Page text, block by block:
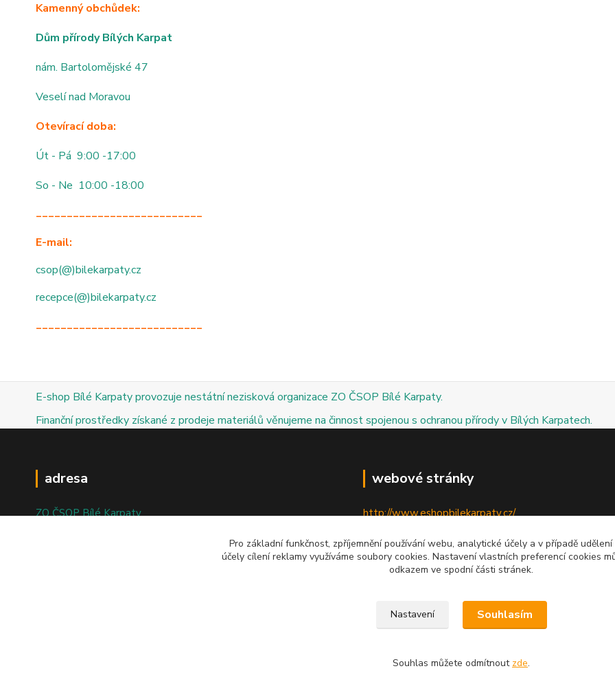
Kamenný obchůdek:
Dům přírody Bílých Karpat
nám. Bartolomějské 47
Veselí nad Moravou
Otevírací doba:
Út - Pá 9:00 -17:00
So - Ne 10:00 -18:00
___________________________
E-mail:
csop(@)bilekarpaty.cz
recepce(@)bilekarpaty.cz
___________________________
E-shop Bílé Karpaty provozuje nestátní nezisková organizace ZO ČSOP Bílé Karpaty.
Finanční prostředky získané z prodeje materiálů věnujeme na činnost spojenou s ochranou přírody v Bílých Karpatech.
adresa
ZO ČSOP Bílé Karpaty
webové stránky
http://www.eshopbilekarpaty.cz/
http://csop.bilekarpaty.cz/
http://www.dumprirody.cz/bilekarpaty
Pro základní funkčnost, zpříjemnění používání webu, analytické účely a v případě
účely cílení reklamy využíváme soubory cookies. Nastavení vlastních preferencí cookies
odkazem ve spodní části stránek.
Nastavení Souhlasím
Souhlas můžete odmítnout zde.